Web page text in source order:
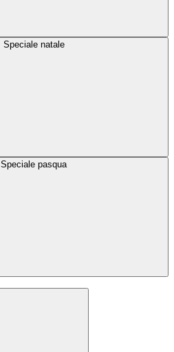
Speciale natale
Speciale pasqua